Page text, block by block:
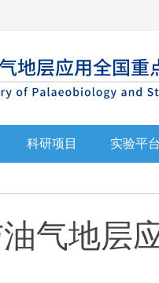
科研项目 实验平
气地层